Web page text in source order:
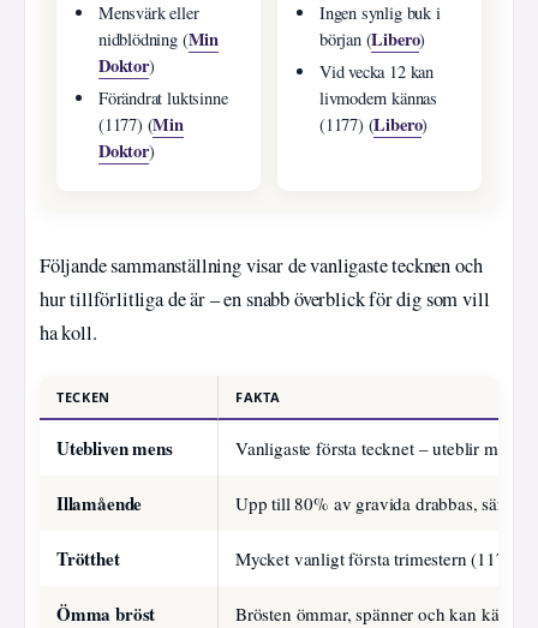
Mensvärk eller
nidblödning (Min
Doktor)
Förändrat luktsinne
(1177) (Min
Doktor)
Ingen synlig buk i
början (Libero)
Vid vecka 12 kan
livmodern kännas
(1177) (Libero)
Följande sammanställning visar de vanligaste tecknen och
hur tillförlitliga de är – en snabb överblick för dig som vill
ha koll.
TECKEN FAKTA
Utebliven mens Vanligaste första tecknet – uteblir
Illamående Upp till 80% av gravida drabbas,
Trötthet Mycket vanligt första trimestern (1177)
Ömma bröst Brösten ömmar, spänner och kan